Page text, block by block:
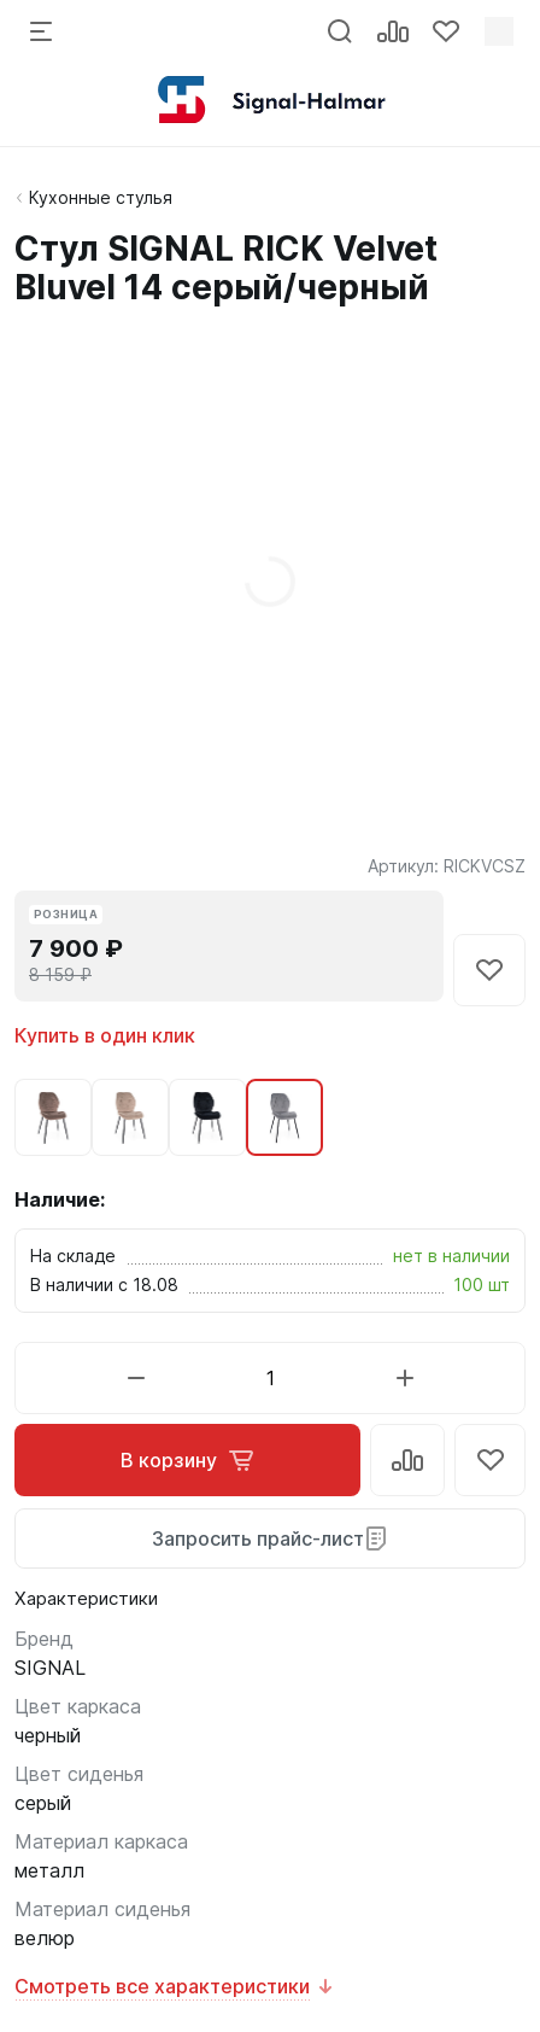
Кухонные стулья
Стул SIGNAL RICK Velvet
Bluvel 14 серый/черный
Характеристики
Бренд
SIGNAL
Цвет каркаса
черный
Цвет сиденья
серый
Материал каркаса
металл
Материал сиденья
велюр
Смотреть все характеристики
Артикул: RICKVCSZ
РОЗНИЦА
7 900 ₽
8 159 ₽
Купить в один клик
Наличие:
На складе
нет в наличии
В наличии с 18.08
100 шт
В корзину
Запросить прайс-лист